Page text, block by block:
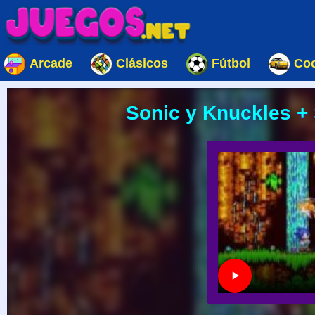
Arcade Clásicos Fútbol
Sonic y Knuckles +